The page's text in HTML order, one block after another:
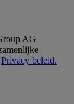
AG
Privacy beleid.